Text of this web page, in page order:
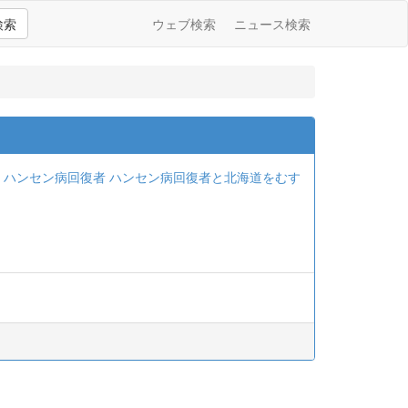
索 ウェブ検索 ニュース検索
ンセン病回復者 ハンセン病回復者と北海道をむす